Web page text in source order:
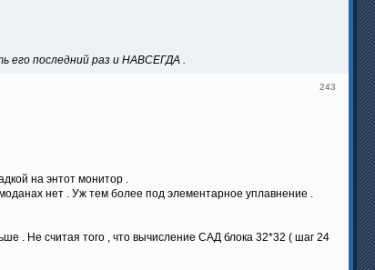
его последний раз и НАВСЕГДА .
243
на энтот монитор .
нет . Уж тем более под элементарное уплавнение .
. Не считая того , что вычисление САД блока 32*32 ( шаг 24